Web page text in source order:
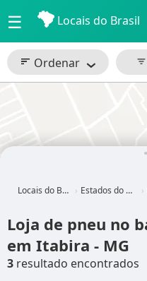
☰ Locais do Brasil
Ordenar
Locais do Brasil Estados do Brasil
Loja de pneu no
em Itabira - MG
3 resultado encontrados